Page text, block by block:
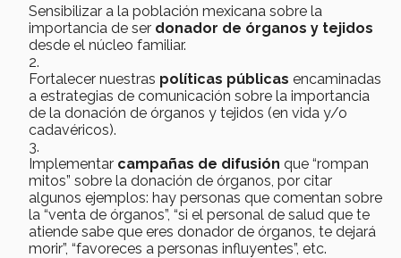
Sensibilizar a la población mexicana sobre la
importancia de ser donador de órganos y tejidos
desde el núcleo familiar.
Fortalecer nuestras políticas públicas encaminadas
a estrategias de comunicación sobre la importancia
de la donación de órganos y tejidos (en vida y/o
cadavéricos).
Implementar campañas de difusión que “rompan
mitos” sobre la donación de órganos, por citar
algunos ejemplos: hay personas que comentan sobre
la “venta de órganos”, “si el personal de salud que te
atiende sabe que eres donador de órganos, te dejará
morir”, “favoreces a personas influyentes”, etc.